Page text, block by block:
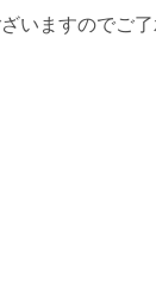
いますのでご了